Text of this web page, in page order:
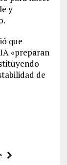
y
que
«preparan
de